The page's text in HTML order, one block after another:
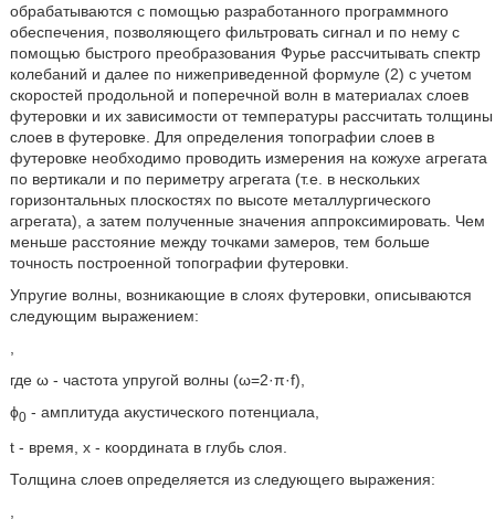
обрабатываются с помощью разработанного программного
обеспечения, позволяющего фильтровать сигнал и по нему с
помощью быстрого преобразования Фурье рассчитывать спектр
колебаний и далее по нижеприведенной формуле (2) с учетом
скоростей продольной и поперечной волн в материалах слоев
футеровки и их зависимости от температуры рассчитать толщины
слоев в футеровке. Для определения топографии слоев в
футеровке необходимо проводить измерения на кожухе агрегата
по вертикали и по периметру агрегата (т.е. в нескольких
горизонтальных плоскостях по высоте металлургического
агрегата), а затем полученные значения аппроксимировать. Чем
меньше расстояние между точками замеров, тем больше
точность построенной топографии футеровки.
Упругие волны, возникающие в слоях футеровки, описываются
следующим выражением:
где ω - частота упругой волны (ω=2·π·f),
ϕ0- амплитуда акустического потенциала,
t - время, x - координата в глубь слоя.
Толщина слоев определяется из следующего выражения: